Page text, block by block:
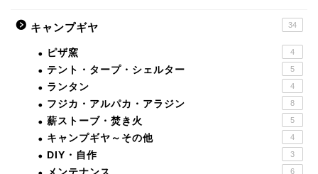
キャンプギヤ 34
ピザ窯 4
テント・タープ・シェルター 5
ランタン 4
フジカ・アルパカ・アラジン 8
薪ストーブ・焚き火 5
キャンプギヤ～その他 4
DIY・自作 3
6